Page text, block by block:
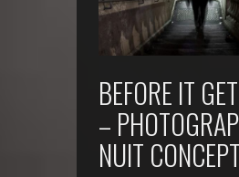
BEFORE IT
–
NUIT